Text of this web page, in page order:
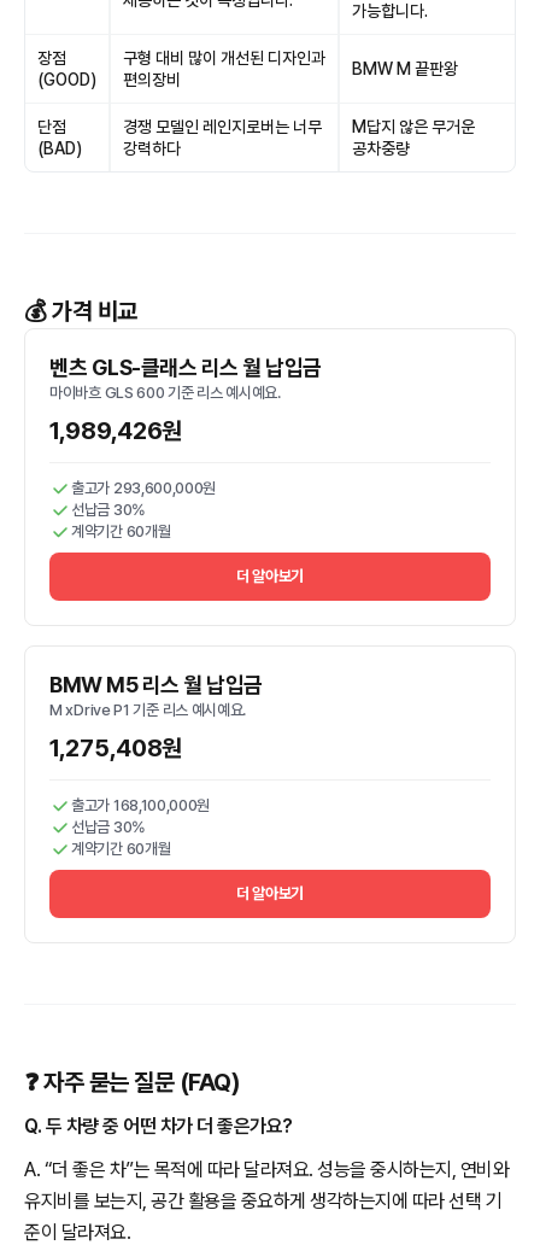
가능합니다.
장점
(GOOD)
구형 대비 많이 개선된 디자인과
편의장비
BMW M 끝판왕
단점
(BAD)
경쟁 모델인 레인지로버는 너무
강력하다
M답지 않은 무거운
공차중량
💰 가격 비교
벤츠 GLS-클래스 리스 월 납입금
마이바흐 GLS 600 기준 리스 예시예요.
1,989,426원
출고가 293,600,000원
선납금 30%
계약기간 60개월
더 알아보기
BMW M5 리스 월 납입금
M xDrive P1 기준 리스 예시예요.
1,275,408원
출고가 168,100,000원
선납금 30%
계약기간 60개월
더 알아보기
❓ 자주 묻는 질문 (FAQ)
Q. 두 차량 중 어떤 차가 더 좋은가요?
A. “더 좋은 차”는 목적에 따라 달라져요. 성능을 중시하는지, 연비와
유지비를 보는지, 공간 활용을 중요하게 생각하는지에 따라 선택 기
준이 달라져요.